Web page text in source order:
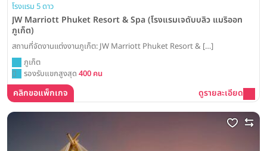
โรงแรม 5 ดาว
JW Marriott Phuket Resort & Spa (โรงแรมเจดับบลิว แมริออท
ภูเก็ต)
สถานที่จัดงานแต่งงานภูเก็ต: JW Marriott Phuket Resort & […]
ภูเก็ต
รองรับแขกสูงสุด 400 คน
คลิกขอแพ็กเกจ ดูรายละเอียด